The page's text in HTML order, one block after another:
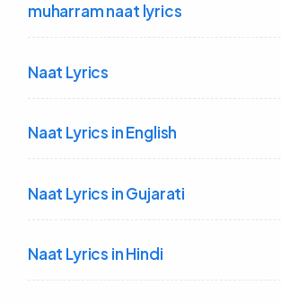
muharram naat lyrics
Naat Lyrics
Naat Lyrics in English
Naat Lyrics in Gujarati
Naat Lyrics in Hindi